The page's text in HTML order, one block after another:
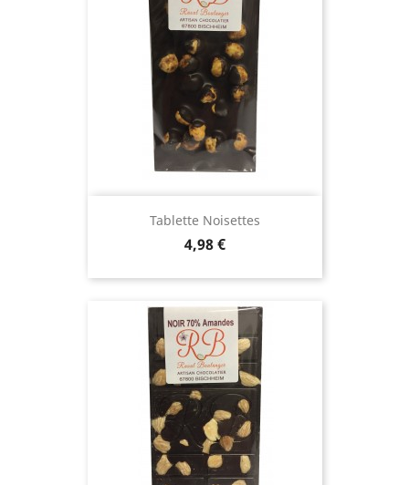
Tablette Noisettes
Prix
4,98 €